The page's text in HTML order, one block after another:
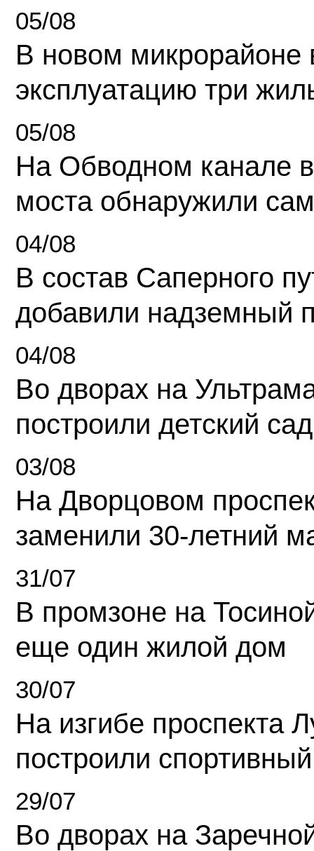
05/08
В новом микрорайоне
эксплуатацию три
05/08
На Обводном канале
моста обнаружили
04/08
В состав Саперного
добавили надземный
04/08
Во дворах на
построили детский сад
03/08
На Дворцовом
заменили 30-летний
31/07
В промзоне на
еще один жилой дом
30/07
На изгибе проспекта
построили
29/07
Во дворах на